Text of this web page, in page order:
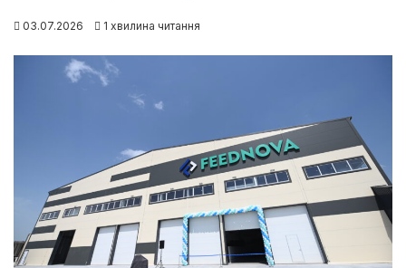
03.07.2026 1 хвилина читання